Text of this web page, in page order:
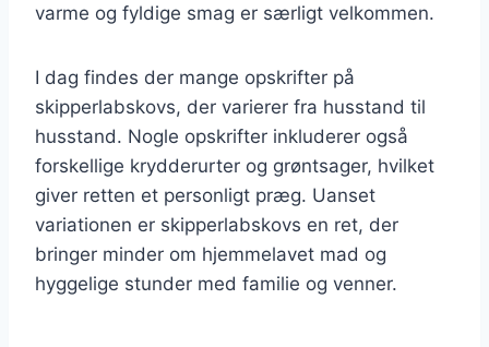
varme og fyldige smag er særligt velkommen.
I dag findes der mange opskrifter på
skipperlabskovs, der varierer fra husstand til
husstand. Nogle opskrifter inkluderer også
forskellige krydderurter og grøntsager, hvilket
giver retten et personligt præg. Uanset
variationen er skipperlabskovs en ret, der
bringer minder om hjemmelavet mad og
hyggelige stunder med familie og venner.